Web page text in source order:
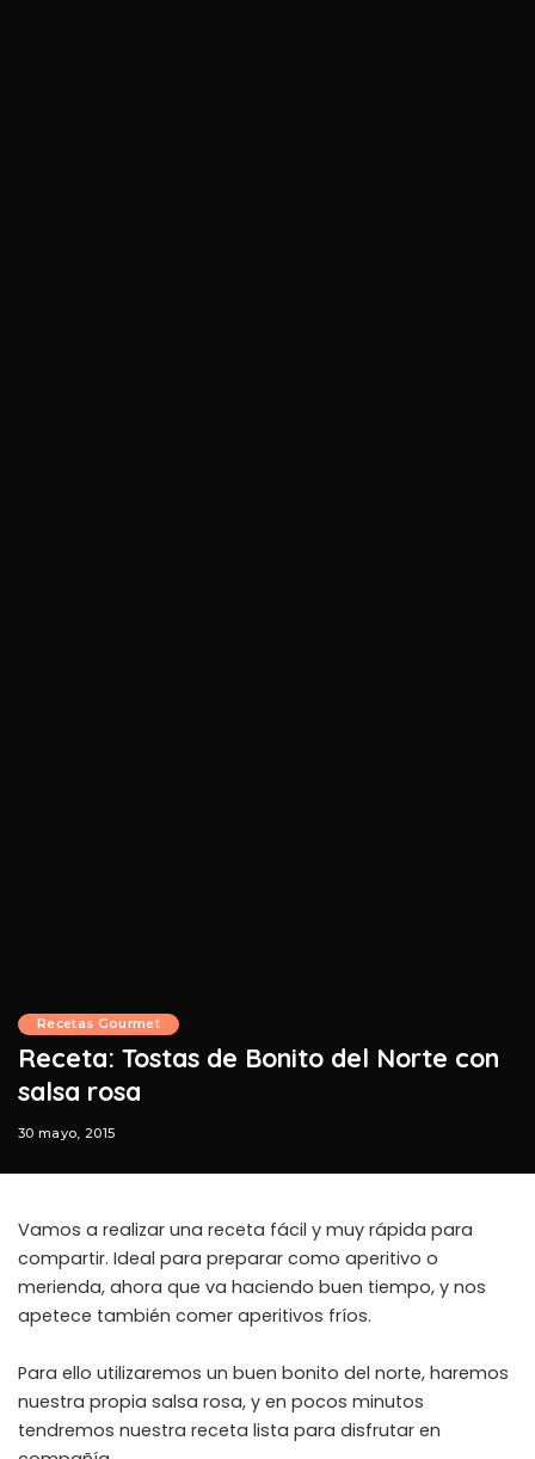
Recetas Gourmet
Receta: Tostas de Bonito del Norte con
salsa rosa
30 mayo, 2015
Vamos a realizar una receta fácil y muy rápida para
compartir. Ideal para preparar como aperitivo o
merienda, ahora que va haciendo buen tiempo, y nos
apetece también comer aperitivos fríos.
Para ello utilizaremos un buen bonito del norte, haremos
nuestra propia salsa rosa, y en pocos minutos
tendremos nuestra receta lista para disfrutar en